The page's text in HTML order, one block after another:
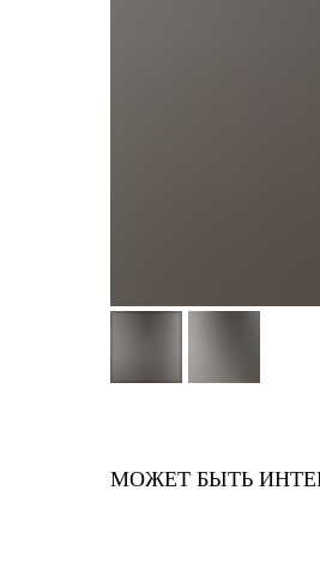
МОЖЕТ БЫТЬ